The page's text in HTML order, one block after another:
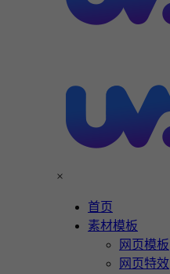
×
首页
素材模板
网页模板
网页特效